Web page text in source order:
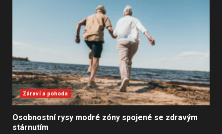
Zdraví a pohoda
Osobnostní rysy modré zóny spojené se zdravým
stárnutím